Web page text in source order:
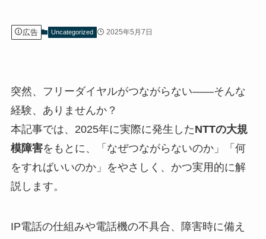
広告 Uncategorized 2025年5月7日
突然、フリーダイヤルがつながらない――そんな
経験、ありませんか？
本記事では、2025年に実際に発生したNTTの大規
模障害をもとに、「なぜつながらないのか」「何
をすればいいのか」をやさしく、かつ実用的に解
説します。
IP電話の仕組みや電話機の不具合、障害時に備え